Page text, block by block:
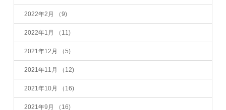
2022年2月 （9)
2022年1月 （11)
2021年12月 （5)
2021年11月 （12)
2021年10月 （16)
2021年9月 （16)